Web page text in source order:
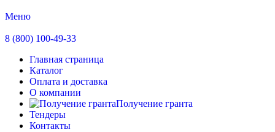
Меню
8 (800) 100-49-33
Главная страница
Каталог
Оплата и доставка
О компании
Получение гранта
Тендеры
Контакты